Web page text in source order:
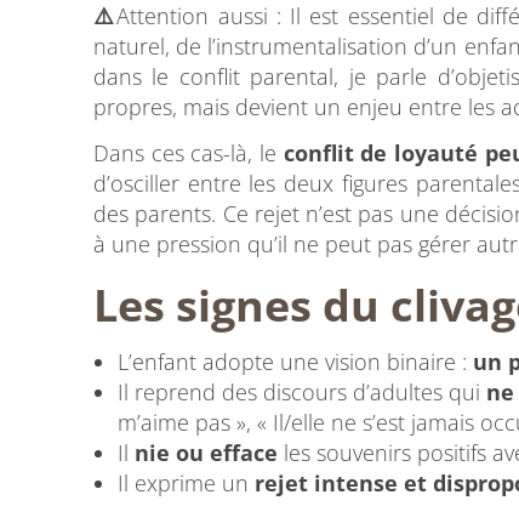
⚠️Attention aussi : Il est essentiel de
naturel, de l’instrumentalisation d’un
dans le conflit parental, je parle
propres, mais devient un enjeu entre les
Dans ces cas-là, le conflit de loyauté
d’osciller entre les deux figures
des parents. Ce rejet n’est pas une
à une pression qu’il ne peut pas gérer
Les signes du
L’enfant adopte une vision binaire : un
Il reprend des discours d’adultes qui
m’aime pas », « Il/elle ne s’est jamais
Il nie ou efface les souvenirs positifs
Il exprime un rejet intense et